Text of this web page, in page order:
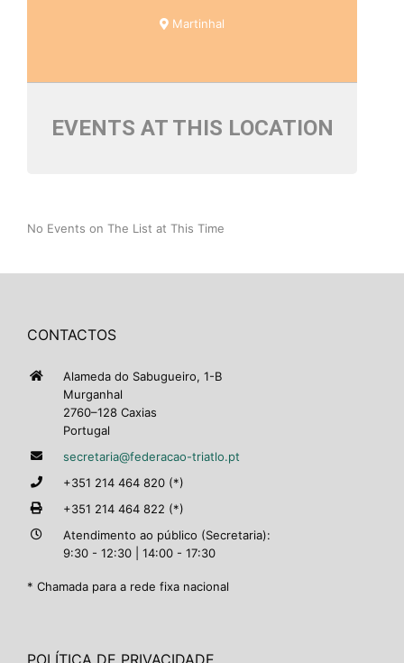
Martinhal
EVENTS AT THIS LOCATION
No Events on The List at This Time
CONTACTOS
Alameda do Sabugueiro, 1-B
Murganhal
2760–128 Caxias
Portugal
secretaria@federacao-triatlo.pt
+351 214 464 820 (*)
+351 214 464 822 (*)
Atendimento ao público (Secretaria):
9:30 - 12:30 | 14:00 - 17:30
* Chamada para a rede fixa nacional